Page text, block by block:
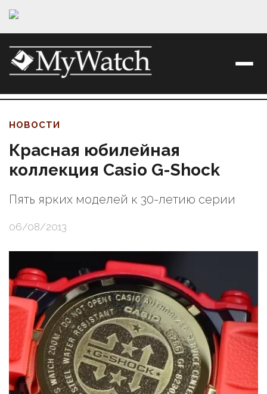
НОВОСТИ
Красная юбилейная
коллекция Casio G-Shock
Пять ярких моделей к 30-летию серии
06/08/2013